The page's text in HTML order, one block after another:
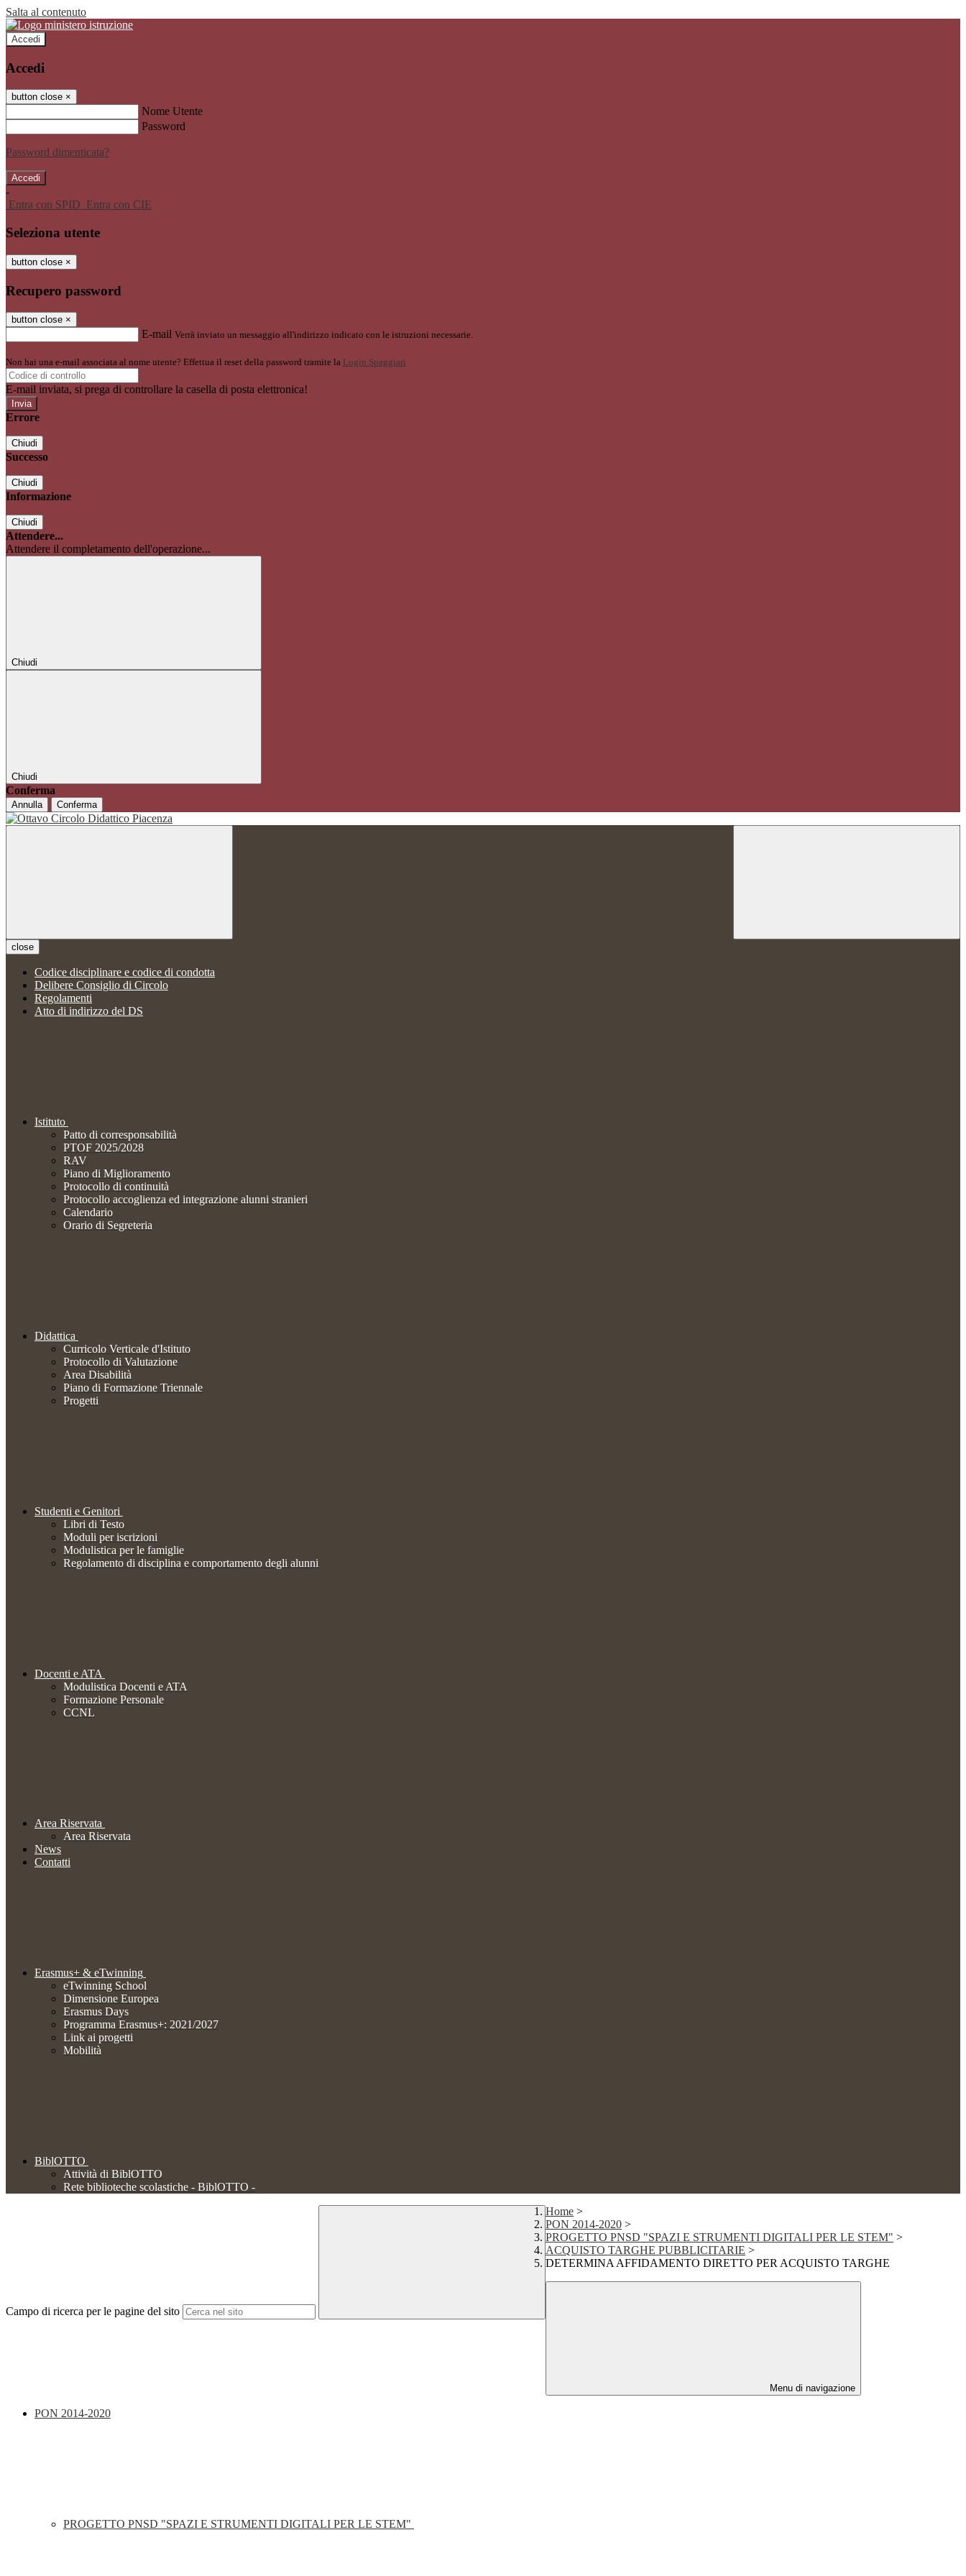
Salta al contenuto
Accedi
Accedi
button close ×
Nome Utente
Password
Password dimenticata?
-
Entra con SPID Entra con CIE
Seleziona utente
button close ×
Recupero password
button close ×
E-mail Verrà inviato un messaggio all'indirizzo indicato con le istruzioni necessarie.
Non hai una e-mail associata al nome utente? Effettua il reset della password tramite la Login Spaggiari
E-mail inviata, si prega di controllare la casella di posta elettronica!
Errore
Chiudi
Successo
Chiudi
Informazione
Chiudi
Attendere...
Attendere il completamento dell'operazione...
Chiudi
Chiudi
Conferma
Annulla Conferma
close
Codice disciplinare e codice di condotta
Delibere Consiglio di Circolo
Regolamenti
Atto di indirizzo del DS
Istituto
Patto di corresponsabilità
PTOF 2025/2028
RAV
Piano di Miglioramento
Protocollo di continuità
Protocollo accoglienza ed integrazione alunni stranieri
Calendario
Orario di Segreteria
Didattica
Curricolo Verticale d'Istituto
Protocollo di Valutazione
Area Disabilità
Piano di Formazione Triennale
Progetti
Studenti e Genitori
Libri di Testo
Moduli per iscrizioni
Modulistica per le famiglie
Regolamento di disciplina e comportamento degli alunni
Docenti e ATA
Modulistica Docenti e ATA
Formazione Personale
CCNL
Area Riservata
Area Riservata
News
Contatti
Erasmus+ & eTwinning
eTwinning School
Dimensione Europea
Erasmus Days
Programma Erasmus+: 2021/2027
Link ai progetti
Mobilità
BiblOTTO
Attività di BiblOTTO
Rete biblioteche scolastiche - BiblOTTO -
Campo di ricerca per le pagine del sito
Home >
PON 2014-2020 >
PROGETTO PNSD "SPAZI E STRUMENTI DIGITALI PER LE STEM" >
ACQUISTO TARGHE PUBBLICITARIE >
DETERMINA AFFIDAMENTO DIRETTO PER ACQUISTO TARGHE
Menu di navigazione
PON 2014-2020
PROGETTO PNSD "SPAZI E STRUMENTI DIGITALI PER LE STEM"